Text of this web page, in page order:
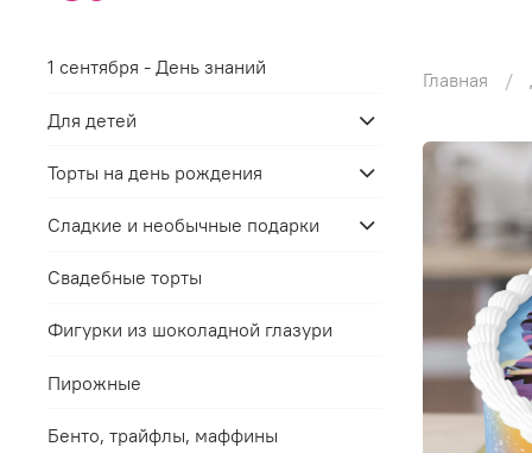
Главная
1 сентября - День знаний
Для детей
Торты на день рождения
Сладкие и необычные подарки
Свадебные торты
Фигурки из шоколадной глазури
Пирожные
Бенто, трайфлы, маффины